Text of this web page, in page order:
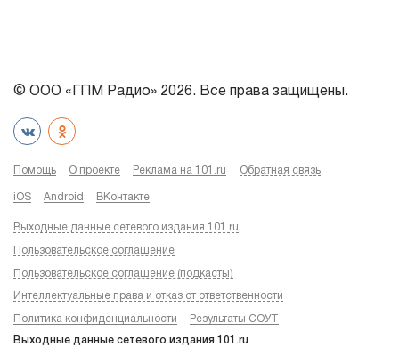
© ООО «ГПМ Радио» 2026. Все права защищены.
Помощь О проекте Реклама на 101.ru Обратная связь
iOS Android ВКонтакте
Выходные данные сетевого издания 101.ru
Пользовательское соглашение
Пользовательское соглашение (подкасты)
Интеллектуальные права и отказ от ответственности
Политика конфиденциальности Результаты СОУТ
Выходные данные сетевого издания 101.ru